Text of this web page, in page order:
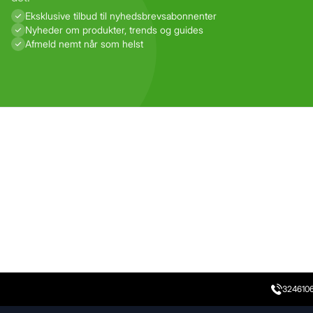
Eksklusive tilbud til nyhedsbrevs­abonnenter
Nyheder om produkter, trends og guides
Afmeld nemt når som helst